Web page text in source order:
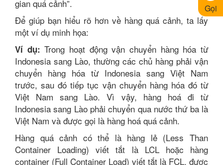
gian quá cảnh”.
Để giúp bạn hiểu rõ hơn về hàng quá cảnh, ta lấy
một ví dụ minh họa:
Ví dụ: Trong hoạt động vận chuyển hàng hóa từ
Indonesia sang Lào, thường các chủ hàng phải vận
chuyển hàng hóa từ Indonesia sang Việt Nam
trước, sau đó tiếp tục vận chuyển hàng hóa đó từ
Việt Nam sang Lào. Vì vậy, hàng hoá đi từ
Indonesia sang Lào phải chuyển qua nước thứ ba là
Việt Nam và được gọi là hàng hoá quá cảnh.
Hàng quá cảnh có thể là hàng lẻ (Less Than
Container Loading) viết tắt là LCL hoặc hàng
container (Full Container Load) viết tắt là FCL, được
Gọi